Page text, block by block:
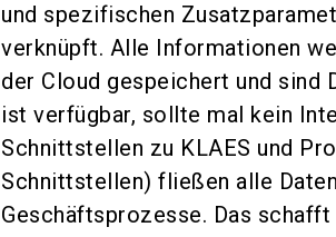
und spezifischen
verknüpft. Alle Informationen
der Cloud gespeichert und sind
ist verfügbar, sollte mal kein
Schnittstellen zu KLAES und
Schnittstellen) fließen alle
Geschäftsprozesse. Das